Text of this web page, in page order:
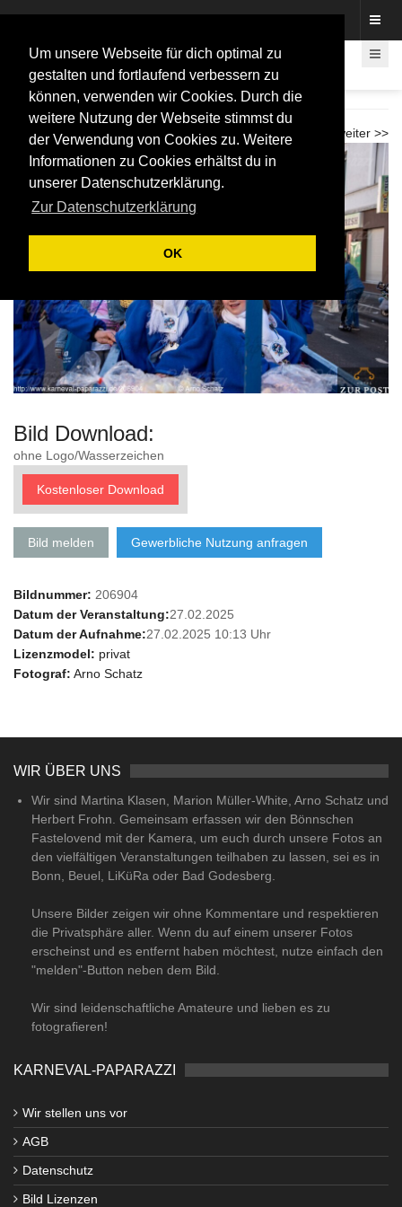
Um unsere Webseite für dich optimal zu
gestalten und fortlaufend verbessern zu
können, verwenden wir Cookies. Durch die
weitere Nutzung der Webseite stimmst du
der Verwendung von Cookies zu. Weitere
Informationen zu Cookies erhältst du in
unserer Datenschutzerklärung.
Zur Datenschutzerklärung
OK
Weiberfastnachtzug Beuel 2025
weiter >>
<< zurück
Bild Download:
ohne Logo/Wasserzeichen
Kostenloser Download
Bild melden Gewerbliche Nutzung anfragen
Bildnummer: 206904
Datum der Veranstaltung:27.02.2025
Datum der Aufnahme:27.02.2025 10:13 Uhr
Lizenzmodel: privat
Fotograf: Arno Schatz
WIR ÜBER UNS
Wir sind Martina Klasen, Marion Müller-White, Arno Schatz und
Herbert Frohn. Gemeinsam erfassen wir den Bönnschen
Fastelovend mit der Kamera, um euch durch unsere Fotos an
den vielfältigen Veranstaltungen teilhaben zu lassen, sei es in
Bonn, Beuel, LiKüRa oder Bad Godesberg.
Unsere Bilder zeigen wir ohne Kommentare und respektieren
die Privatsphäre aller. Wenn du auf einem unserer Fotos
erscheinst und es entfernt haben möchtest, nutze einfach den
"melden"-Button neben dem Bild.
Wir sind leidenschaftliche Amateure und lieben es zu
fotografieren!
KARNEVAL-PAPARAZZI
Wir stellen uns vor
AGB
Datenschutz
Bild Lizenzen